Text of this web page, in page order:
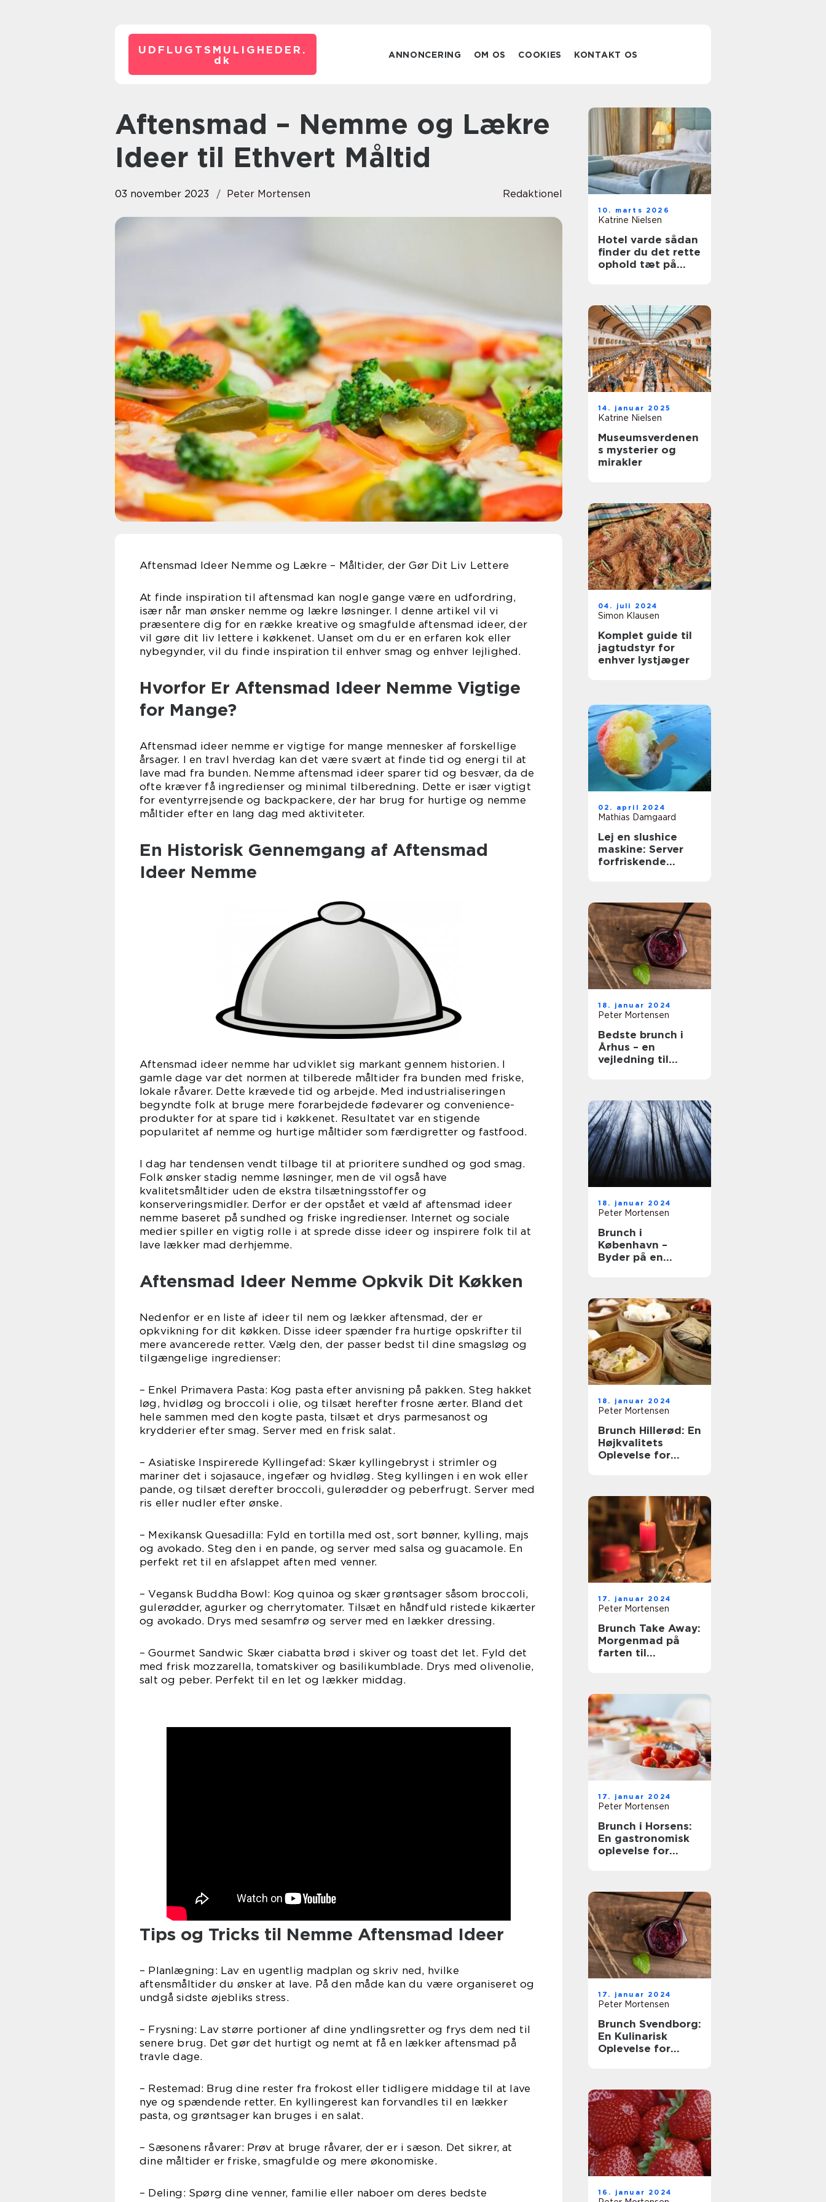
UDFLUGTSMULIGHEDER.
dk
ANNONCERING OM OS COOKIES KONTAKT OS
Aftensmad – Nemme og Lækre
Ideer til Ethvert Måltid
03 november 2023 Peter Mortensen Redaktionel
Aftensmad Ideer Nemme og Lækre – Måltider, der Gør Dit Liv Lettere
At finde inspiration til aftensmad kan nogle gange være en udfordring,
især når man ønsker nemme og lækre løsninger. I denne artikel vil vi
præsentere dig for en række kreative og smagfulde aftensmad ideer, der
vil gøre dit liv lettere i køkkenet. Uanset om du er en erfaren kok eller
nybegynder, vil du finde inspiration til enhver smag og enhver lejlighed.
Hvorfor Er Aftensmad Ideer Nemme Vigtige
for Mange?
Aftensmad ideer nemme er vigtige for mange mennesker af forskellige
årsager. I en travl hverdag kan det være svært at finde tid og energi til at
lave mad fra bunden. Nemme aftensmad ideer sparer tid og besvær, da de
ofte kræver få ingredienser og minimal tilberedning. Dette er især vigtigt
for eventyrrejsende og backpackere, der har brug for hurtige og nemme
måltider efter en lang dag med aktiviteter.
En Historisk Gennemgang af Aftensmad
Ideer Nemme
Aftensmad ideer nemme har udviklet sig markant gennem historien. I
gamle dage var det normen at tilberede måltider fra bunden med friske,
lokale råvarer. Dette krævede tid og arbejde. Med industrialiseringen
begyndte folk at bruge mere forarbejdede fødevarer og convenience-
produkter for at spare tid i køkkenet. Resultatet var en stigende
popularitet af nemme og hurtige måltider som færdigretter og fastfood.
I dag har tendensen vendt tilbage til at prioritere sundhed og god smag.
Folk ønsker stadig nemme løsninger, men de vil også have
kvalitetsmåltider uden de ekstra tilsætningsstoffer og
konserveringsmidler. Derfor er der opstået et væld af aftensmad ideer
nemme baseret på sundhed og friske ingredienser. Internet og sociale
medier spiller en vigtig rolle i at sprede disse ideer og inspirere folk til at
lave lækker mad derhjemme.
Aftensmad Ideer Nemme Opkvik Dit Køkken
Nedenfor er en liste af ideer til nem og lækker aftensmad, der er
opkvikning for dit køkken. Disse ideer spænder fra hurtige opskrifter til
mere avancerede retter. Vælg den, der passer bedst til dine smagsløg og
tilgængelige ingredienser:
– Enkel Primavera Pasta: Kog pasta efter anvisning på pakken. Steg hakket
løg, hvidløg og broccoli i olie, og tilsæt herefter frosne ærter. Bland det
hele sammen med den kogte pasta, tilsæt et drys parmesanost og
krydderier efter smag. Server med en frisk salat.
– Asiatiske Inspirerede Kyllingefad: Skær kyllingebryst i strimler og
mariner det i sojasauce, ingefær og hvidløg. Steg kyllingen i en wok eller
pande, og tilsæt derefter broccoli, gulerødder og peberfrugt. Server med
ris eller nudler efter ønske.
– Mexikansk Quesadilla: Fyld en tortilla med ost, sort bønner, kylling, majs
og avokado. Steg den i en pande, og server med salsa og guacamole. En
perfekt ret til en afslappet aften med venner.
– Vegansk Buddha Bowl: Kog quinoa og skær grøntsager såsom broccoli,
gulerødder, agurker og cherrytomater. Tilsæt en håndfuld ristede kikærter
og avokado. Drys med sesamfrø og server med en lækker dressing.
– Gourmet Sandwic Skær ciabatta brød i skiver og toast det let. Fyld det
med frisk mozzarella, tomatskiver og basilikumblade. Drys med olivenolie,
salt og peber. Perfekt til en let og lækker middag.
Tips og Tricks til Nemme Aftensmad Ideer
– Planlægning: Lav en ugentlig madplan og skriv ned, hvilke
aftensmåltider du ønsker at lave. På den måde kan du være organiseret og
undgå sidste øjebliks stress.
– Frysning: Lav større portioner af dine yndlingsretter og frys dem ned til
senere brug. Det gør det hurtigt og nemt at få en lækker aftensmad på
travle dage.
– Restemad: Brug dine rester fra frokost eller tidligere middage til at lave
nye og spændende retter. En kyllingerest kan forvandles til en lækker
pasta, og grøntsager kan bruges i en salat.
– Sæsonens råvarer: Prøv at bruge råvarer, der er i sæson. Det sikrer, at
dine måltider er friske, smagfulde og mere økonomiske.
– Deling: Spørg dine venner, familie eller naboer om deres bedste
10. marts 2026
Katrine Nielsen
Hotel varde sådan
finder du det rette
ophold tæt på
14. januar 2025
Katrine Nielsen
Museumsverdenen
s mysterier og
mirakler
04. juli 2024
Simon Klausen
Komplet guide til
jagtudstyr for
enhver lystjæger
02. april 2024
Mathias Damgaard
Lej en slushice
maskine: Server
forfriskende
18. januar 2024
Peter Mortensen
Bedste brunch i
Århus – en
vejledning til
18. januar 2024
Peter Mortensen
Brunch i
København –
Byder på en
18. januar 2024
Peter Mortensen
Brunch Hillerød: En
Højkvalitets
Oplevelse for
17. januar 2024
Peter Mortensen
Brunch Take Away:
Morgenmad på
farten til
17. januar 2024
Peter Mortensen
Brunch i Horsens:
En gastronomisk
oplevelse for
17. januar 2024
Peter Mortensen
Brunch Svendborg:
En Kulinarisk
Oplevelse for
16. januar 2024